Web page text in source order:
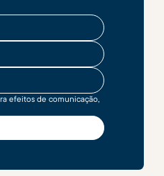
efeitos de comunicação,